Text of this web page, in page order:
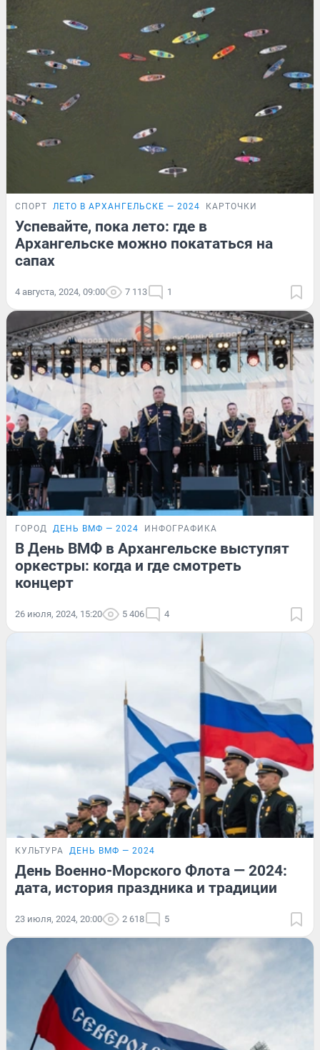
СПОРТ ЛЕТО В АРХАНГЕЛЬСКЕ — 2024 КАРТОЧКИ
Успевайте, пока лето: где в
Архангельске можно покататься на
сапах
4 августа, 2024, 09:00 7 113 1
ГОРОД ДЕНЬ ВМФ — 2024 ИНФОГРАФИКА
В День ВМФ в Архангельске выступят
оркестры: когда и где смотреть
концерт
26 июля, 2024, 15:20 5 406 4
КУЛЬТУРА ДЕНЬ ВМФ — 2024
День Военно-Морского Флота — 2024:
дата, история праздника и традиции
23 июля, 2024, 20:00 2 618 5